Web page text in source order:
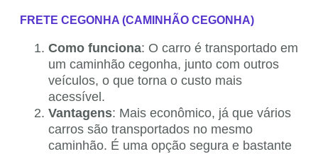
FRETE CEGONHA (CAMINHÃO CEGONHA)
Como funciona: O carro é transportado em
um caminhão cegonha, junto com outros
veículos, o que torna o custo mais
acessível.
Vantagens: Mais econômico, já que vários
carros são transportados no mesmo
caminhão. É uma opção segura e bastante